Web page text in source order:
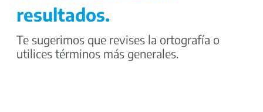
resultados.
Te sugerimos que revises la ortografía o
utilices términos más generales.